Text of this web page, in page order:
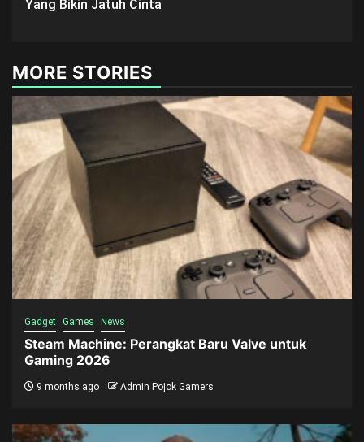
Yang Bikin Jatuh Cinta
MORE STORIES
Gadget Games News
Steam Machine: Perangkat Baru Valve untuk
Gaming 2026
9 months ago Admin Pojok Gamers